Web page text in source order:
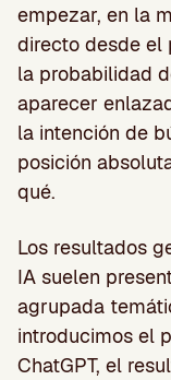
empezar, en la
directo desde el
la probabilidad
aparecer
la intención de
posición
qué.
Los resultados
IA suelen
agrupada
introducimos el
ChatGPT, el